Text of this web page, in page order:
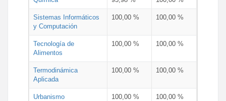
Sistemas Informáticos
y Computación
100,00 % 100,00 %
Tecnología de
Alimentos
100,00 % 100,00 %
Termodinámica
Aplicada
100,00 % 100,00 %
Urbanismo 100,00 % 100,00 %